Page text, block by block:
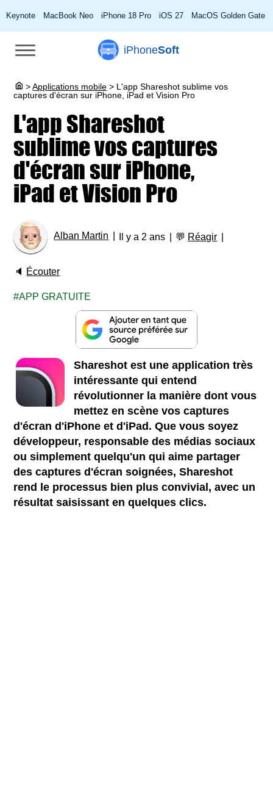
Keynote MacBook Neo iPhone 18 Pro iOS 27 MacOS Golden Gate
iPhoneSoft
> Applications mobile > L'app Shareshot sublime vos
captures d'écran sur iPhone, iPad et Vision Pro
L'app Shareshot
sublime vos captures
d'écran sur iPhone,
iPad et Vision Pro
Alban Martin Il y a 2 ans 💬 Réagir
🔈 Écouter
APP GRATUITE
Shareshot est une application très
intéressante qui entend
révolutionner la manière dont vous
mettez en scène vos captures
d'écran d'iPhone et d'iPad. Que vous soyez
développeur, responsable des médias sociaux
ou simplement quelqu'un qui aime partager
des captures d'écran soignées, Shareshot
rend le processus bien plus convivial, avec un
résultat saisissant en quelques clics.